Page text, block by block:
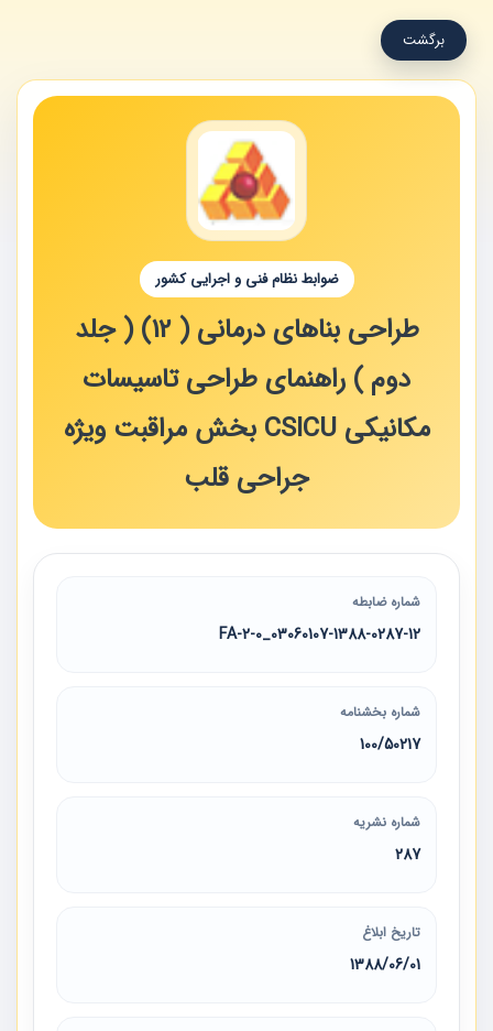
برگشت
ضوابط نظام فنی و اجرایی کشور
طراحی بناهای درمانی ( 12) ( جلد
دوم ) راهنمای طراحی تاسیسات
مکانیکی CSICU بخش مراقبت ویژه
جراحی قلب
شماره ضابطه
03060107-1388-0287-12_2-0-FA
شماره بخشنامه
100/50217
شماره نشریه
287
تاریخ ابلاغ
1388/06/01